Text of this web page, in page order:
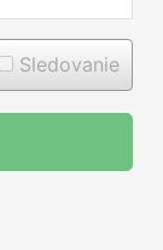
Sledovanie